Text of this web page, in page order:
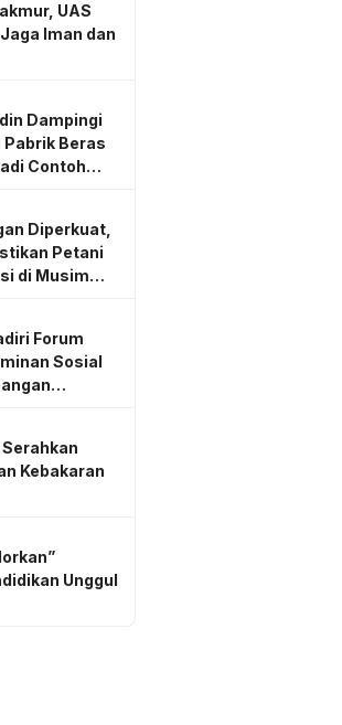
UAS
Iman dan
Dampingi
Beras
Contoh
Diperkuat,
Petani
di Musim
Forum
Sosial
Kebakaran
Unggul